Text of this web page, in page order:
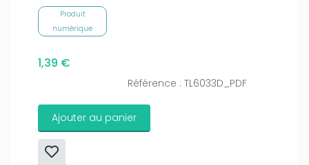
Produit
numérique
1,39 €
Référence : TL6033D_PDF
Ajouter au panier